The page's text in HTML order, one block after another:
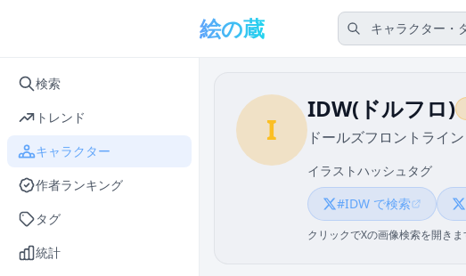
検索
トレンド
キャラクター
作者ランキング
タグ
統計
絵の蔵
I
IDW(ドルフロ)
ドールズフロントライ
イラストハッシュタグ
#IDW で検索
クリックでXの画像検索を開き